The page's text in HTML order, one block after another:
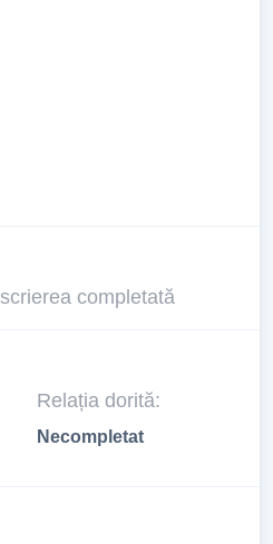
completată
Relația dorită:
Necompletat